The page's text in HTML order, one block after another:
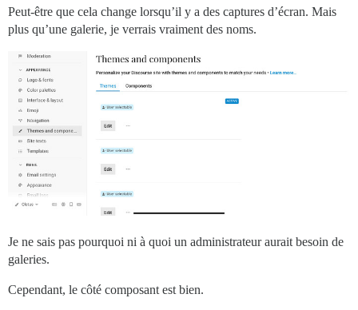
Peut-être que cela change lorsqu’il y a des captures d’écran. Mais
plus qu’une galerie, je verrais vraiment des noms.
Je ne sais pas pourquoi ni à quoi un administrateur aurait besoin de
galeries.
Cependant, le côté composant est bien.